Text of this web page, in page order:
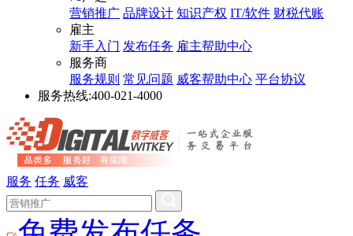
营销推广 品牌设计 知识产权 IT/软件 财税代账
雇主
新手入门 发布任务 雇主帮助中心
服务商
服务规则 常见问题 威客帮助中心 平台协议
服务热线:400-021-4000
服务 任务 威客